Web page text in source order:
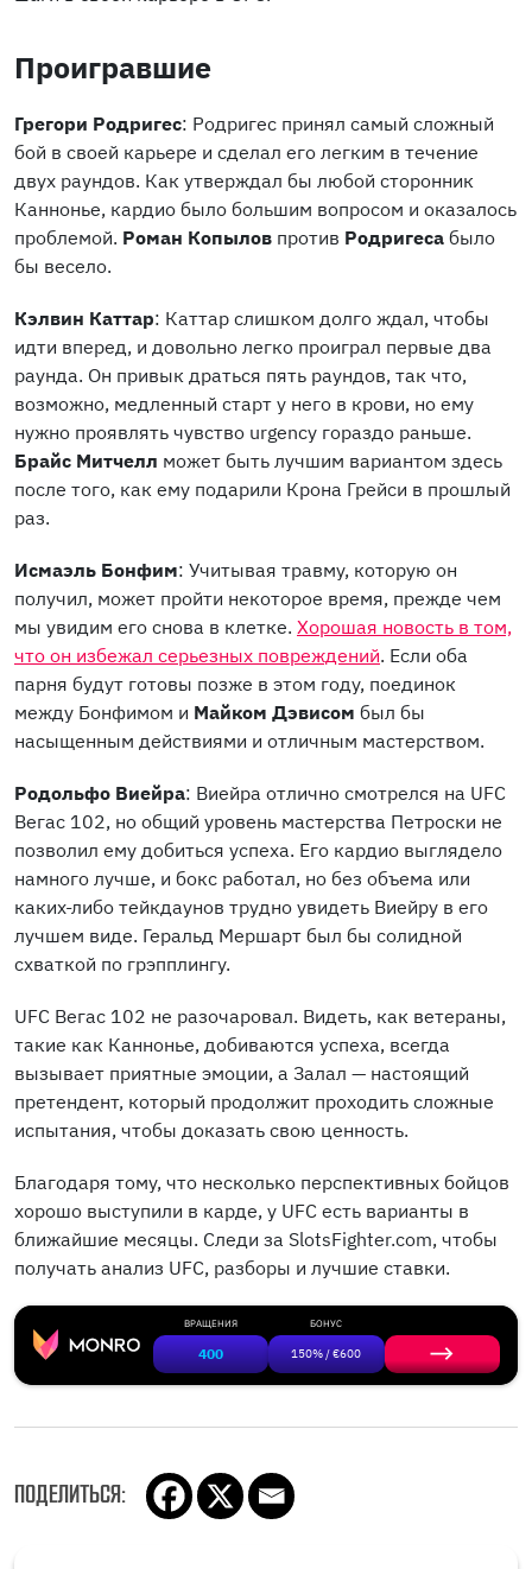
Проигравшие
Грегори Родригес: Родригес принял самый сложный
бой в своей карьере и сделал его легким в течение
двух раундов. Как утверждал бы любой сторонник
Каннонье, кардио было большим вопросом и оказалось
проблемой. Роман Копылов против Родригеса было
бы весело.
Кэлвин Каттар: Каттар слишком долго ждал, чтобы
идти вперед, и довольно легко проиграл первые два
раунда. Он привык драться пять раундов, так что,
возможно, медленный старт у него в крови, но ему
нужно проявлять чувство urgency гораздо раньше.
Брайс Митчелл может быть лучшим вариантом здесь
после того, как ему подарили Крона Грейси в прошлый
раз.
Исмаэль Бонфим: Учитывая травму, которую он
получил, может пройти некоторое время, прежде чем
мы увидим его снова в клетке. Хорошая новость в том,
что он избежал серьезных повреждений. Если оба
парня будут готовы позже в этом году, поединок
между Бонфимом и Майком Дэвисом был бы
насыщенным действиями и отличным мастерством.
Родольфо Виейра: Виейра отлично смотрелся на UFC
Вегас 102, но общий уровень мастерства Петроски не
позволил ему добиться успеха. Его кардио выглядело
намного лучше, и бокс работал, но без объема или
каких-либо тейкдаунов трудно увидеть Виейру в его
лучшем виде. Геральд Мершарт был бы солидной
схваткой по грэпплингу.
UFC Вегас 102 не разочаровал. Видеть, как ветераны,
такие как Каннонье, добиваются успеха, всегда
вызывает приятные эмоции, а Залал — настоящий
претендент, который продолжит проходить сложные
испытания, чтобы доказать свою ценность.
Благодаря тому, что несколько перспективных бойцов
хорошо выступили в карде, у UFC есть варианты в
ближайшие месяцы. Следи за SlotsFighter.com, чтобы
получать анализ UFC, разборы и лучшие ставки.
ВРАЩЕНИЯ
400
БОНУС
150% / €600
ПОДЕЛИТЬСЯ: